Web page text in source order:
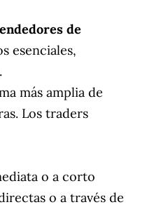
de
esenciales,
más amplia de
Los traders
o a corto
o a través de